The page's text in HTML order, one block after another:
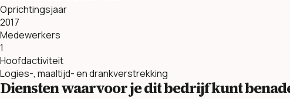
Oprichtingsjaar
2017
Medewerkers
1
Hoofdactiviteit
Logies-, maaltijd- en drankverstrekking
Diensten waarvoor je dit bedrijf kunt